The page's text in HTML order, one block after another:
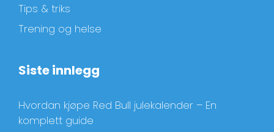
Tips & triks
Trening og helse
Siste innlegg
Hvordan kjøpe Red Bull julekalender – En
komplett guide